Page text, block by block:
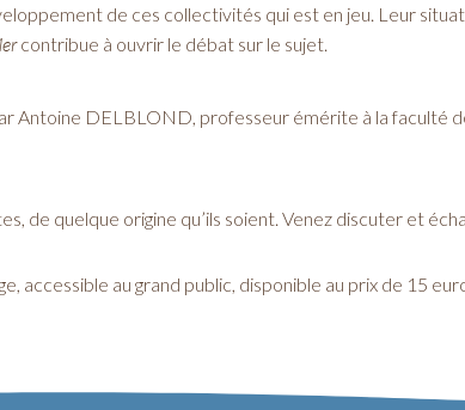
de ces collectivités qui est en jeu. Leur
contribue à ouvrir le débat sur le sujet.
Antoine DELBLOND, professeur émérite à la faculté
de quelque origine qu’ils soient. Venez discuter et
accessible au grand public, disponible au prix de 15